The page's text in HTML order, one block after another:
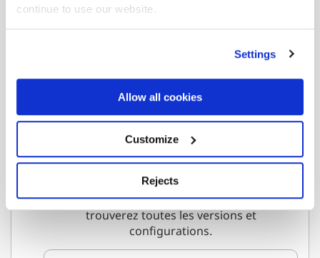
continue to use our website.
Settings
Allow all cookies
Customize
Rejects
Espace
téléchargement
Portéehydraulique maximale
F135A.2.26
Téléchargez la fiche complète où vous
trouverez toutes les versions et
configurations.